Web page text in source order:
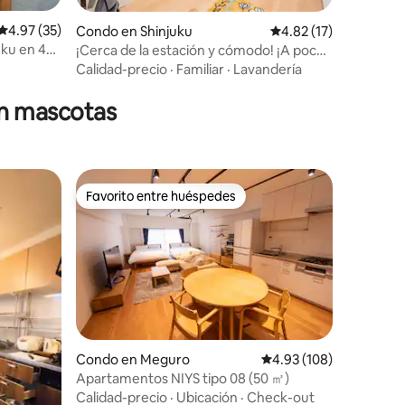
promedio: 4.97 de 5, 35 reseñas
4.97 (35)
en 4
a la
Condo en Shinjuku Calificación
4.82 (17)
¡Cerca de la estación y cómodo! ¡A poca
distancia de Shinjuku y Kabukichō!
¡Hasta 5 personas! [101]
Calidad-precio · Familiar · Lavandería
mascotas
Favorito entre huéspedes
Favorito entre huéspedes
Condo en Meguro Calificación promedio:
4.93 (108)
Apartamentos NIYS tipo 08 (50 ㎡)
Calidad-precio · Ubicación · Check-out